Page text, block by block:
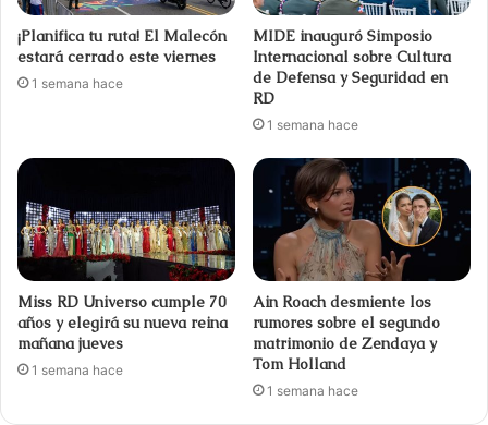
¡Planifica tu ruta! El Malecón
estará cerrado este viernes
1 semana hace
MIDE inauguró Simposio
Internacional sobre Cultura
de Defensa y Seguridad en
RD
1 semana hace
Miss RD Universo cumple 70
años y elegirá su nueva reina
mañana jueves
1 semana hace
Ain Roach desmiente los
rumores sobre el segundo
matrimonio de Zendaya y
Tom Holland
1 semana hace